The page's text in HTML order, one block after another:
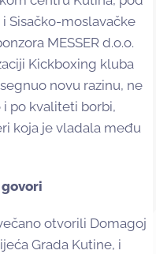
Sisačko-moslavačke
MESSER d.o.o.
Kickboxing kluba
novu razinu, ne
po kvaliteti borbi,
koja je vladala među
otvorili Domagoj
Grada Kutine, i